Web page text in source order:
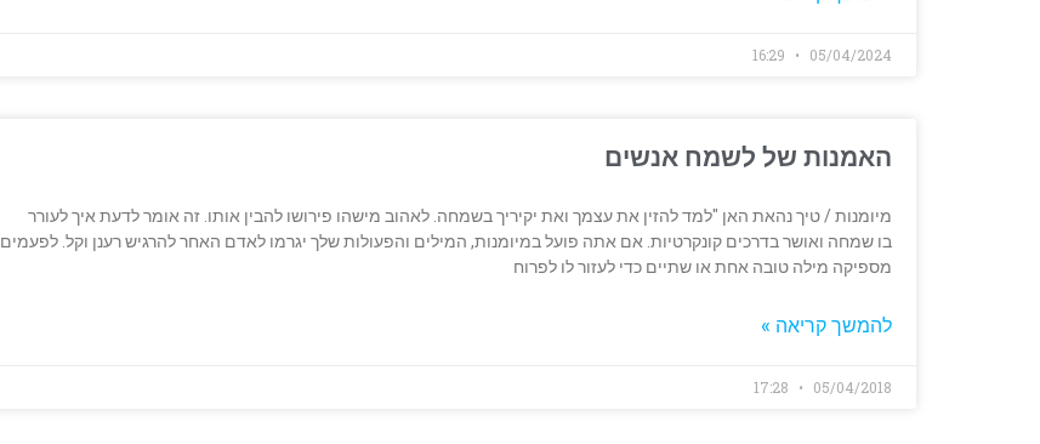
05/04/2024
האמנות של לשמח אנשים
מיומנות / טיך נהאת האן "למד להזין את עצמך ואת יקיריך בשמחה. לאהוב מישהו פירושו להבין אותו. זה אומר לדעת איך לעורר
בו שמחה ואושר בדרכים קונקרטיות. אם אתה פועל במיומנות, המילים והפעולות שלך יגרמו לאדם האחר להרגיש רענן וקל. לפעמים
מספיקה מילה טובה אחת או שתיים כדי לעזור לו לפרוח
להמשך קריאה »
05/04/2018